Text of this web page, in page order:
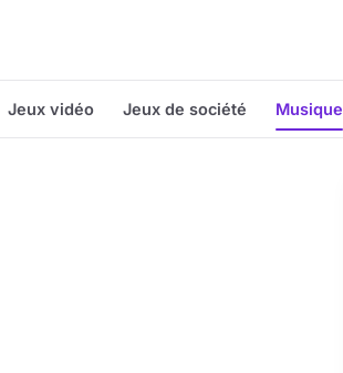
Jeux vidéo Jeux de société Musique